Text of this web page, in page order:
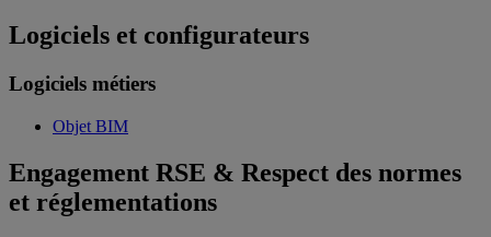
Logiciels et configurateurs
Logiciels métiers
Objet BIM
Engagement RSE & Respect des normes
et réglementations